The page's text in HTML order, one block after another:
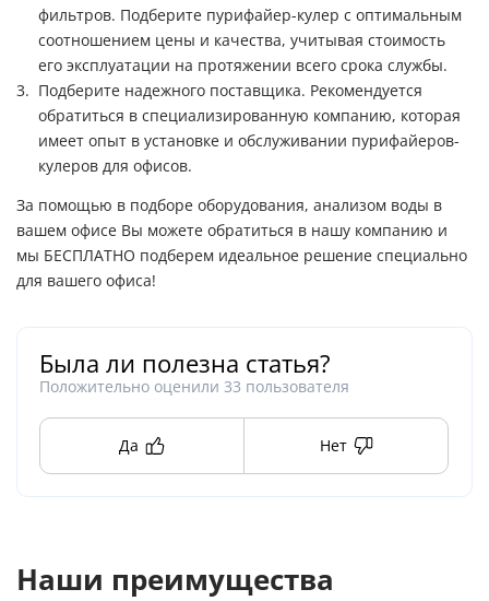
фильтров. Подберите пурифайер-кулер с оптимальным
соотношением цены и качества, учитывая стоимость
его эксплуатации на протяжении всего срока службы.
Подберите надежного поставщика. Рекомендуется
обратиться в специализированную компанию, которая
имеет опыт в установке и обслуживании пурифайеров-
кулеров для офисов.
За помощью в подборе оборудования, анализом воды в
вашем офисе Вы можете обратиться в нашу компанию и
мы БЕСПЛАТНО подберем идеальное решение специально
для вашего офиса!
Была ли полезна статья?
Положительно оценили 33 пользователя
Да Нет
Наши преимущества